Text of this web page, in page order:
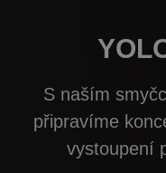
S naším
připravíme
vystoupení